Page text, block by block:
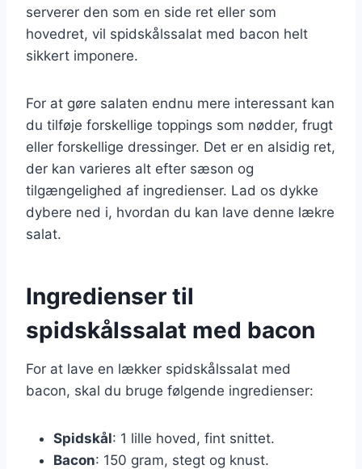
serverer den som en side ret eller som
hovedret, vil spidskålssalat med bacon helt
sikkert imponere.
For at gøre salaten endnu mere interessant kan
du tilføje forskellige toppings som nødder, frugt
eller forskellige dressinger. Det er en alsidig ret,
der kan varieres alt efter sæson og
tilgængelighed af ingredienser. Lad os dykke
dybere ned i, hvordan du kan lave denne lækre
salat.
Ingredienser til
spidskålssalat med bacon
For at lave en lækker spidskålssalat med
bacon, skal du bruge følgende ingredienser:
Spidskål: 1 lille hoved, fint snittet.
Bacon: 150 gram, stegt og knust.